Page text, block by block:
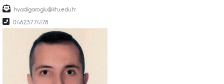
hyadigaroglu@ktu.edu.tr
04623774178